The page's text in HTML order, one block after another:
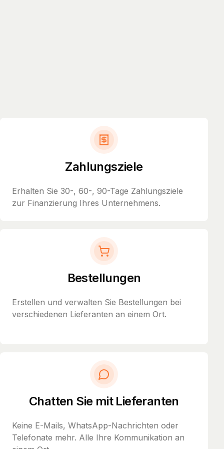
Zahlungsziele
Erhalten Sie 30-, 60-, 90-Tage Zahlungsziele
zur Finanzierung Ihres Unternehmens.
Bestellungen
Erstellen und verwalten Sie Bestellungen bei
verschiedenen Lieferanten an einem Ort.
Chatten Sie mit Lieferanten
Keine E-Mails, WhatsApp-Nachrichten oder
Telefonate mehr. Alle Ihre Kommunikation an